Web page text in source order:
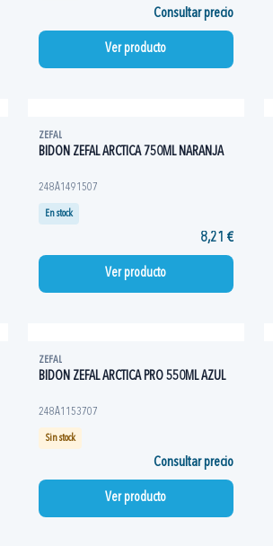
Consultar precio
Ver producto
ZEFAL
BIDON ZEFAL ARCTICA 750ML NARANJA
248A1491507
En stock
8,21 €
Ver producto
ZEFAL
BIDON ZEFAL ARCTICA PRO 550ML AZUL
248A1153707
Sin stock
Consultar precio
Ver producto